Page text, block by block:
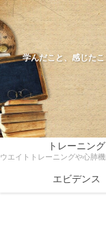
学んだこと、感じた
トレーニング
エビデンス